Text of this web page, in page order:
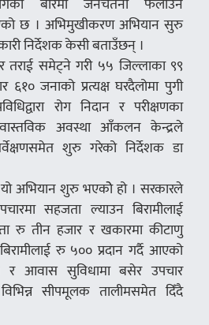
बारेमा जनचेतना फैलाउन
छ । अभिमुखीकरण अभियान सुरु
निर्देशक केसी बताउँछन् ।
तराई समेट्ने गरी ५५ जिल्लाका ९९
जनाको प्रत्यक्ष घरदैलोमा पुगी
रोग निदान र परीक्षणका
वास्तविक अवस्था आँकलन केन्द्रले
शुरु गरेको निर्देशक डा
यो अभियान शुरु भएकोे हो । सरकारले
सहजता ल्याउन बिरामीलाई
रु तीन हजार र खकारमा कीटाणु
रु ५०० प्रदान गर्दै आएको
आवास सुविधामा बसेर उपचार
विभिन्न सीपमूलक तालीमसमेत दिँदै